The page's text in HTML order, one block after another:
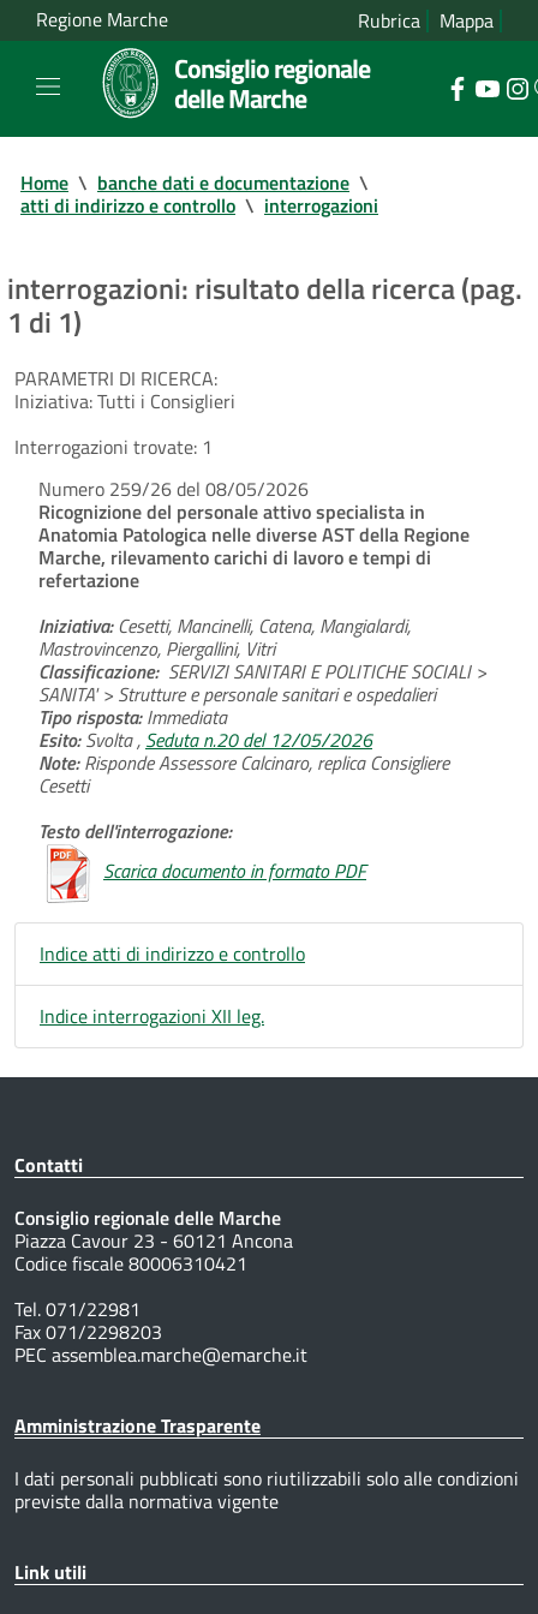
Regione Marche Rubrica Mappa
Consiglio regionale
delle Marche
Home \ banche dati e documentazione \
atti di indirizzo e controllo \ interrogazioni
interrogazioni: risultato della ricerca (pag.
1 di 1)
PARAMETRI DI RICERCA:
Iniziativa:Tutti i Consiglieri
Interrogazioni trovate: 1
Numero 259/26 del 08/05/2026
Ricognizione del personale attivo specialista in
Anatomia Patologica nelle diverse AST della Regione
Marche, rilevamento carichi di lavoro e tempi di
refertazione
Iniziativa:Cesetti, Mancinelli, Catena, Mangialardi,
Mastrovincenzo, Piergallini, Vitri
Classificazione: SERVIZI SANITARI E POLITICHE SOCIALI >
SANITA' > Strutture e personale sanitari e ospedalieri
Tipo risposta:Immediata
Esito:Svolta , Seduta n.20 del 12/05/2026
Note:Risponde Assessore Calcinaro, replica Consigliere
Cesetti
Testo dell'interrogazione:
Scarica documento in formato PDF
Indice atti di indirizzo e controllo
Indice interrogazioni XII leg.
Contatti
Consiglio regionale delle Marche
Piazza Cavour 23 - 60121 Ancona
Codice fiscale 80006310421
Tel. 071/22981
Fax 071/2298203
PEC assemblea.marche@emarche.it
Amministrazione Trasparente
I dati personali pubblicati sono riutilizzabili solo alle condizioni
previste dalla normativa vigente
Link utili